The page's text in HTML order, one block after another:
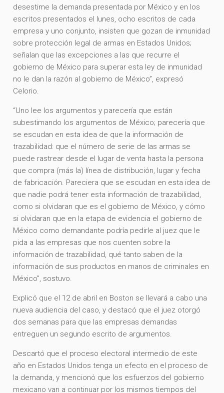
desestime la demanda presentada por México y en los
escritos presentados el lunes, ocho escritos de cada
empresa y uno conjunto, insisten que gozan de inmunidad
sobre protección legal de armas en Estados Unidos;
señalan que las excepciones a las que recurre el
gobierno de México para superar esta ley de inmunidad
no le dan la razón al gobierno de México”, expresó
Celorio.
“Uno lee los argumentos y parecería que están
subestimando los argumentos de México; parecería que
se escudan en esta idea de que la información de
trazabilidad: que el número de serie de las armas se
puede rastrear desde el lugar de venta hasta la persona
que compra (más la) línea de distribución, lugar y fecha
de fabricación. Pareciera que se escudan en esta idea de
que nadie podrá tener esta información de trazabilidad,
como si olvidaran que es el gobierno de México, y cómo
si olvidaran que en la etapa de evidencia el gobierno de
México como demandante podría pedirle al juez que le
pida a las empresas que nos cuenten sobre la
información de trazabilidad, qué tanto saben de la
información de sus productos en manos de criminales en
México”, sostuvo.
Explicó que el 12 de abril en Boston se llevará a cabo una
nueva audiencia del caso, y destacó que el juez otorgó
dos semanas para que las empresas demandas
entreguen un segundo escrito de argumentos.
Descartó que el proceso electoral intermedio de este
año en Estados Unidos tenga un efecto en el proceso de
la demanda, y mencionó que los esfuerzos del gobierno
mexicano van a continuar por los mismos tiempos del